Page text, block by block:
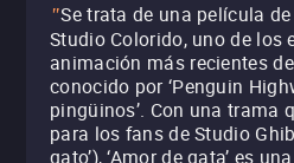
"Se trata de una película
Studio Colorido, uno de los
animación más recientes
conocido por ‘Penguin
pingüinos’. Con una trama
para los fans de Studio
gato’), ‘Amor de gata’ es